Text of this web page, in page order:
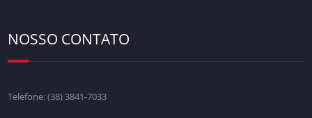
NOSSO CONTATO
Telefone:(38) 3841-7033